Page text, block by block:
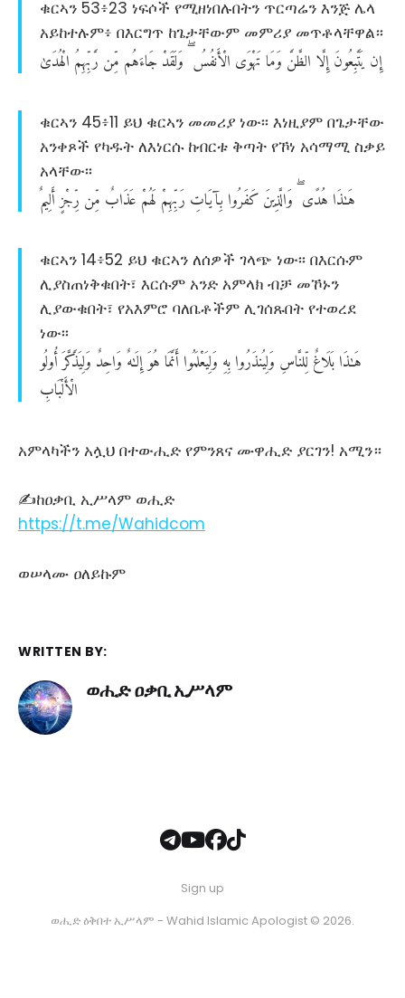
ቁርኣን 53፥23 ነፍሶች የሚዘነበሉበትን ጥርጣሬን እንጅ ሌላ
አይከተሉም፥ በእርግጥ ከጌታቸውም መምሪያ መጥቶላቸዋል።
إِنيَتَّبِعُونَإِلَّاالظَّنَّوَمَاتَهْوَىالْأَنفُسُ وَلَقَدْجَاءَهُممِّنرَّبِّهِمُالْهُدَىٰ
ቁርኣን 45፥11 ይህ ቁርኣን መመሪያ ነው፡፡ እነዚያም በጌታቸው
አንቀጾች የካዱት ለእነርሱ ከብርቱ ቅጣት የኾነ አሳማሚ ስቃይ
አላቸው፡፡
هَـٰذَاهُدًى وَالَّذِينَكَفَرُوابِآيَاتِرَبِّهِمْلَهُمْعَذَابٌمِّنرِّجْزٍأَلِيمٌ
ቁርኣን 14፥52 ይህ ቁርኣን ለሰዎች ገላጭ ነው፡፡ በእርሱም
ሊያስጠነቅቁበት፣ እርሱም አንድ አምላክ ብቻ መኾኑን
ሊያውቁበት፣ የአእምሮ ባለቤቶችም ሊገሰጹበት የተወረደ
ነው፡፡
هَـٰذَابَلَاغٌلِّلنَّاسِوَلِيُنذَرُوابِهِوَلِيَعْلَمُواأَنَّمَاهُوَإِلَـٰهٌوَاحِدٌوَلِيَذَّكَّرَأُولُو
الْأَلْبَابِ
አምላካችን አሏህ በተውሒድ የምንጸና ሙዋሒድ ያርገን! አሚን።
✍ከዐቃቢ ኢሥላም ወሒድ
https://t.me/Wahidcom
ወሠላሙ ዐለይኩም
WRITTEN BY:
ወሒድ ዐቃቢ ኢሥላም
Sign up
ወሒድ ዕቅበተ ኢሥላም - Wahid Islamic Apologist © 2026.